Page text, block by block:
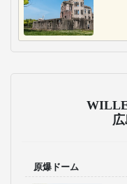
原爆ドーム